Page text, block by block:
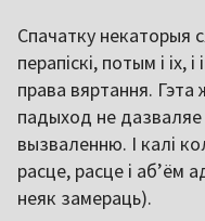
Спачатку некаторыя
перапіскі, потым і
права вяртання. Гэта
падыход не
вызваленню. І калі
расце, расце і аб’ём
неяк замераць).